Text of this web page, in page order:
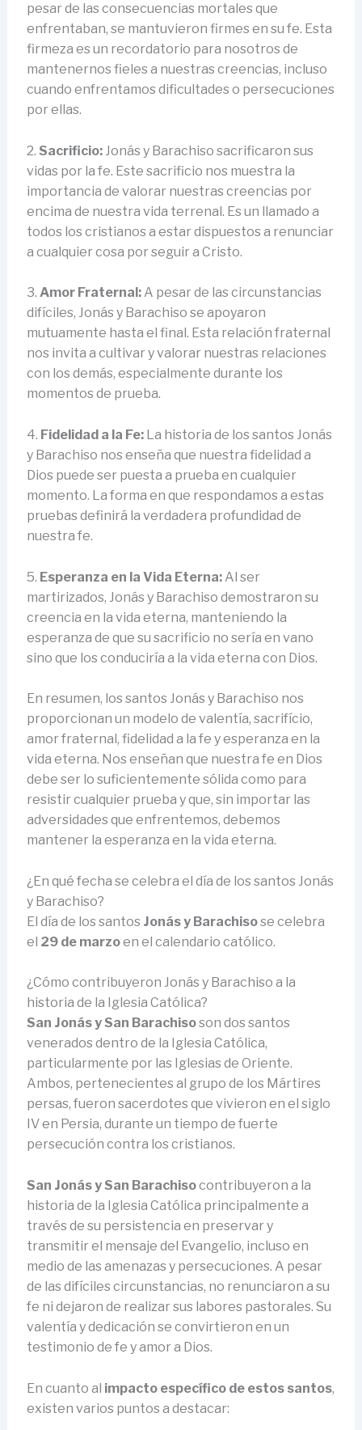
pesar de las consecuencias mortales que
enfrentaban, se mantuvieron firmes en su fe. Esta
firmeza es un recordatorio para nosotros de
mantenernos fieles a nuestras creencias, incluso
cuando enfrentamos dificultades o persecuciones
por ellas.
2. Sacrificio:Jonás y Barachiso sacrificaron sus
vidas por la fe. Este sacrificio nos muestra la
importancia de valorar nuestras creencias por
encima de nuestra vida terrenal. Es un llamado a
todos los cristianos a estar dispuestos a renunciar
a cualquier cosa por seguir a Cristo.
3. Amor Fraternal:A pesar de las circunstancias
difíciles, Jonás y Barachiso se apoyaron
mutuamente hasta el final. Esta relación fraternal
nos invita a cultivar y valorar nuestras relaciones
con los demás, especialmente durante los
momentos de prueba.
4. Fidelidad a la Fe:La historia de los santos Jonás
y Barachiso nos enseña que nuestra fidelidad a
Dios puede ser puesta a prueba en cualquier
momento. La forma en que respondamos a estas
pruebas definirá la verdadera profundidad de
nuestra fe.
5. Esperanza en la Vida Eterna:Al ser
martirizados, Jonás y Barachiso demostraron su
creencia en la vida eterna, manteniendo la
esperanza de que su sacrificio no sería en vano
sino que los conduciría a la vida eterna con Dios.
En resumen, los santos Jonás y Barachiso nos
proporcionan un modelo de valentía, sacrifício,
amor fraternal, fidelidad a la fe y esperanza en la
vida eterna. Nos enseñan que nuestra fe en Dios
debe ser lo suficientemente sólida como para
resistir cualquier prueba y que, sin importar las
adversidades que enfrentemos, debemos
mantener la esperanza en la vida eterna.
¿En qué fecha se celebra el día de los santos Jonás
y Barachiso?
El día de los santos Jonás y Barachisose celebra
el 29 de marzoen el calendario católico.
¿Cómo contribuyeron Jonás y Barachiso a la
historia de la Iglesia Católica?
San Jonás y San Barachisoson dos santos
venerados dentro de la Iglesia Católica,
particularmente por las Iglesias de Oriente.
Ambos, pertenecientes al grupo de los Mártires
persas, fueron sacerdotes que vivieron en el siglo
IV en Persia, durante un tiempo de fuerte
persecución contra los cristianos.
San Jonás y San Barachisocontribuyeron a la
historia de la Iglesia Católica principalmente a
través de su persistencia en preservar y
transmitir el mensaje del Evangelio, incluso en
medio de las amenazas y persecuciones. A pesar
de las difíciles circunstancias, no renunciaron a su
fe ni dejaron de realizar sus labores pastorales. Su
valentía y dedicación se convirtieron en un
testimonio de fe y amor a Dios.
En cuanto al impacto específico de estos santos,
existen varios puntos a destacar: